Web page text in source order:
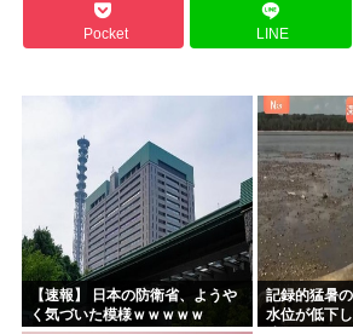
海外「今年、夏の暑さが厳しい日本でこん
海外「神アニメだわ」2026年夏アニメ海
ハンターハンター、メインヒロインがいな
韓国人「韓国のイメージ失墜は免れないの
進次郎「辺野古の事故ガー!」 記者「米兵
高市政権の消費税減税に反対している9人
ワイ（神絵師）が絵描いたから見てや
Pocket LINE
【速報】 日本の防衛省、ようや
く気づいた模様ｗｗｗｗｗ
記録的猛暑
水位が低下